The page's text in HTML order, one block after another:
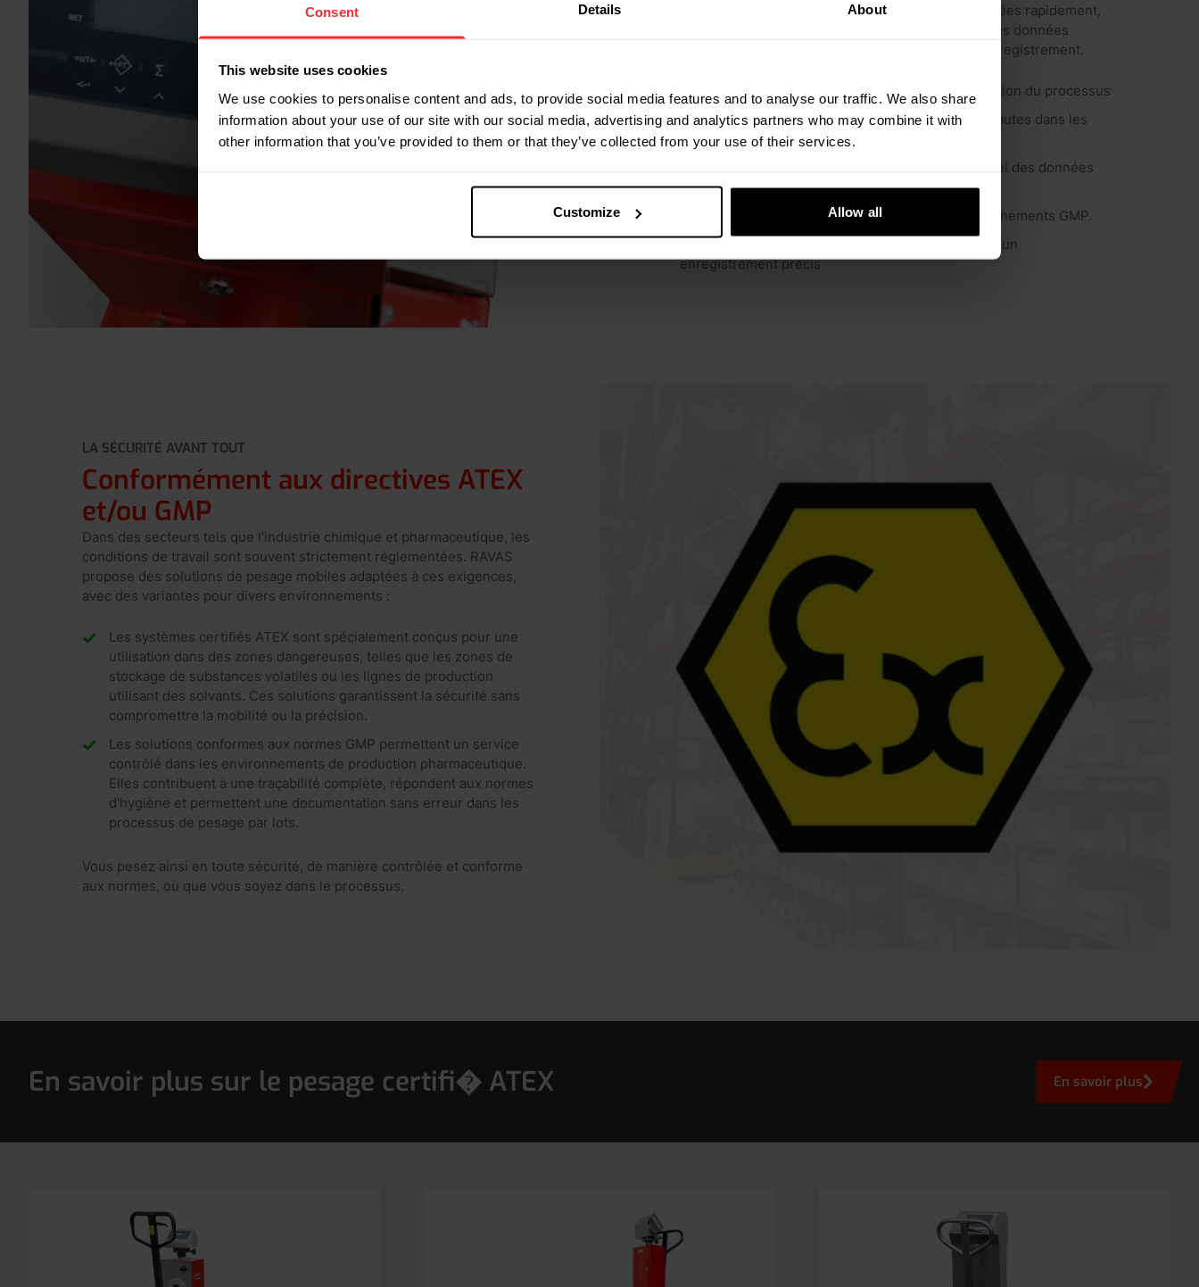
Consent Details About
This website uses cookies
We use cookies to personalise content and ads, to provide social media features and to analyse our traffic. We also share
information about your use of our site with our social media, advertising and analytics partners who may combine it with
other information that you’ve provided to them or that they’ve collected from your use of their services.
Customize Allow all
actions supplémentaires. Ainsi, les erreurs sont détectées rapidement,
les processus sont mis en place plus efficacement et les données
peuvent être reliées à vos systèmes de qualité ou d'enregistrement.
Pesage au moment du déplacement, sans interruption du processus
Réduction des risques d'erreurs de pesage et de fautes dans les
poids des lots
Traçabilité complète grâce à la liaison en temps réel des données
avec WMS ou TMS
Solutions adaptées aux zones ATEX et aux environnements GMP.
Soutien aux audits et aux contrôles qualité grâce à un
enregistrement précis
LA SÉCURITÉ AVANT TOUT
Conformément aux directives ATEX
et/ou GMP
Dans des secteurs tels que l'industrie chimique et pharmaceutique, les
conditions de travail sont souvent strictement réglementées. RAVAS
propose des solutions de pesage mobiles adaptées à ces exigences,
avec des variantes pour divers environnements :
Les systèmes certifiés ATEX sont spécialement conçus pour une
utilisation dans des zones dangereuses, telles que les zones de
stockage de substances volatiles ou les lignes de production
utilisant des solvants. Ces solutions garantissent la sécurité sans
compromettre la mobilité ou la précision.
Les solutions conformes aux normes GMP permettent un service
contrôlé dans les environnements de production pharmaceutique.
Elles contribuent à une traçabilité complète, répondent aux normes
d'hygiène et permettent une documentation sans erreur dans les
processus de pesage par lots.
Vous pesez ainsi en toute sécurité, de manière contrôlée et conforme
aux normes, où que vous soyez dans le processus.
En savoir plus sur le pesage certifi� ATEX En savoir plus